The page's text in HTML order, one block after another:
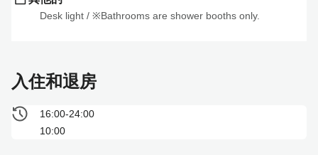
Desk light / ※Bathrooms are shower booths only.
入住和退房
16:00-24:00
10:00